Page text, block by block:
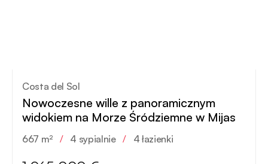
Costa del Sol
Nowoczesne wille z panoramicznym
widokiem na Morze Śródziemne w Mijas
667 m² / 4 sypialnie / 4 łazienki